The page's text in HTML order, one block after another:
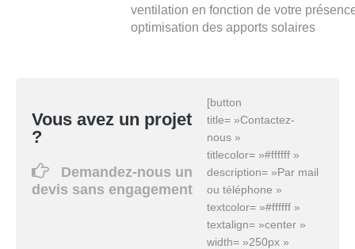
ventilation en fonction de votre
optimisation des apports solaires
Vous avez un projet
?
Demandez-nous un
devis sans engagement
[button
title= »Contactez-
nous »
titlecolor= »#ffffff »
description= »Par mail
ou téléphone »
textcolor= »#ffffff »
textalign= »center »
width= »250px »